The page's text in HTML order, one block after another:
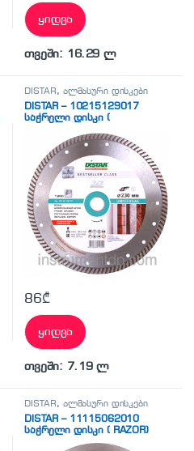
ყიდვა
თვეში: 16.29 ლ
DISTAR, ალმასური დისკები
DISTAR – 10215129017
საჭრელი დისკი (
86₾
ყიდვა
თვეში: 7.19 ლ
DISTAR, ალმასური დისკები
DISTAR – 11115062010
საჭრელი დისკი ( RAZOR)